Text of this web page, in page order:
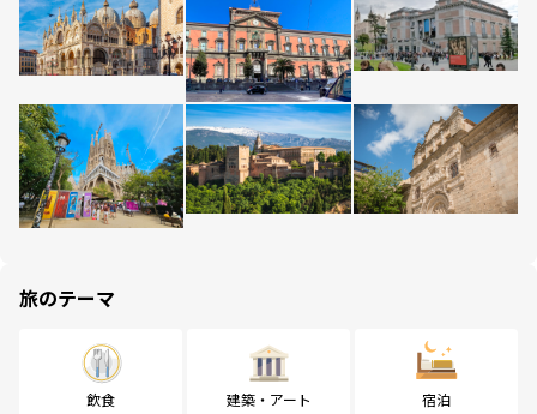
旅のテーマ
飲食 建築・アート 宿泊